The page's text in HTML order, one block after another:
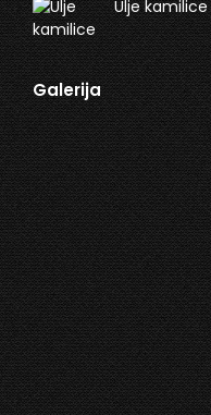
Ulje kamilice
Galerija